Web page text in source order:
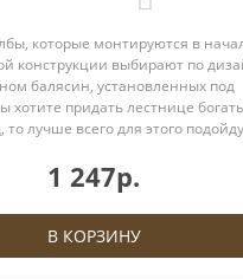
которые монтируются в
конструкции выбирают по
балясин, установленных под
хотите придать лестнице
лучше всего для этого
1 247р.
В КОРЗИНУ